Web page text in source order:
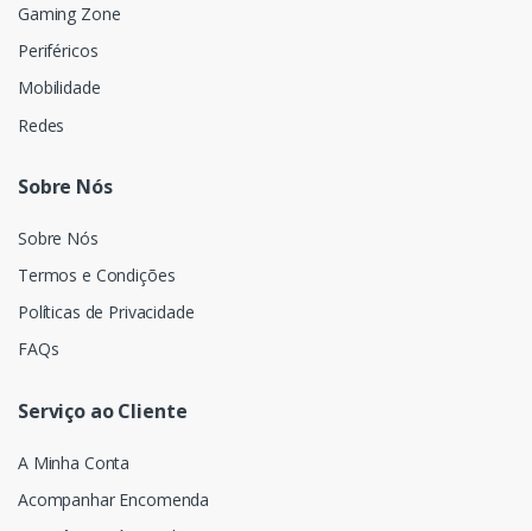
Gaming Zone
Periféricos
Mobilidade
Redes
Sobre Nós
Sobre Nós
Termos e Condições
Políticas de Privacidade
FAQs
Serviço ao Cliente
A Minha Conta
Acompanhar Encomenda